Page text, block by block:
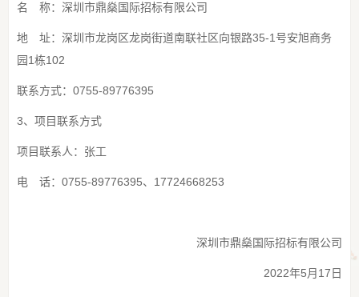
名 称：深圳市鼎燊国际招标有限公司
地 址：深圳市龙岗区龙岗街道南联社区向银路35-1号安旭商务
园1栋102
联系方式：0755-89776395
3、项目联系方式
项目联系人：张工
电 话：0755-89776395、17724668253
深圳市鼎燊国际招标有限公司
2022年5月17日